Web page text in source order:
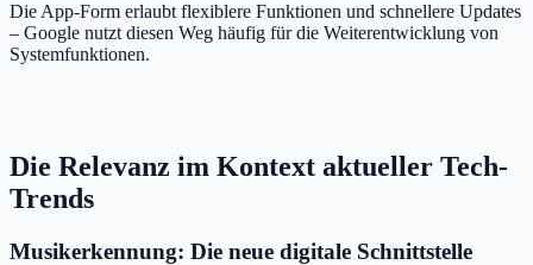
Die App-Form erlaubt flexiblere Funktionen und schnellere Updates
– Google nutzt diesen Weg häufig für die Weiterentwicklung von
Systemfunktionen.
Die Relevanz im Kontext aktueller Tech-
Trends
Musikerkennung: Die neue digitale Schnittstelle